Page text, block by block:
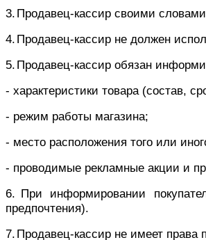
3. Продавец-кассир своими
4. Продавец-кассир не должен
5. Продавец-кассир обязан
- характеристики товара (состав,
- режим работы магазина;
- место расположения того или
- проводимые рекламные акции и
6. При информировании
предпочтения).
7. Продавец-кассир не имеет права